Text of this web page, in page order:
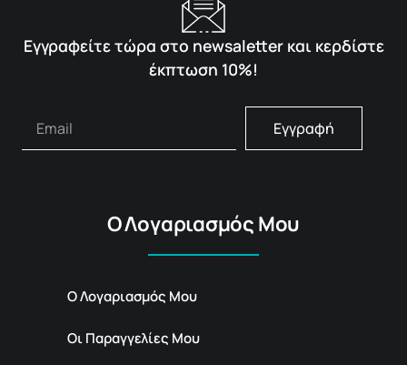
Εγγραφείτε τώρα στο newsaletter και κερδίστε
έκπτωση 10%!
Εγγραφή
Ο Λογαριασμός Μου
Ο Λογαριασμός Μου
Οι Παραγγελίες Μου